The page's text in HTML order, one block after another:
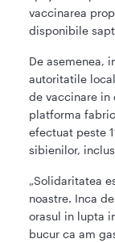
vaccinarea
disponibile
De asemenea,
autoritatile
de vaccinare in
platforma
efectuat peste
sibienilor,
„Solidaritatea
noastre. Inca
orasul in lupta
bucur ca am